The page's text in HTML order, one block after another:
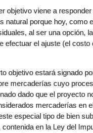
objetivo viene a
natural porque hoy, como
al ser una opción,
efectuar el ajuste (el
objetivo estará signado
mercaderías cuyo
dado que el proyecto
mercaderías en
especial tipo de bien
en la Ley del